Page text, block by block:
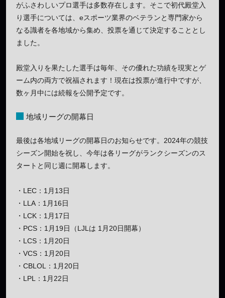
がふさわしいプロ選手は多数存在します。そこで初代殿堂入
り選手については、eスポーツ業界のベテランと専門家から
なる識者を各地域から集め、投票を通じて決定することとし
ました。
殿堂入りを果たした選手は毎年、その優れた功績を現実とゲ
ーム内の両方で祝福されます！現在は投票が進行中ですが、
数ヶ月中には続報を公開予定です。
地域リーグの開幕日
最後は各地域リーグの開幕日のお知らせです。2024年の競技
シーズン開始を祝し、今年は各リーグがランクシーズンのス
タートと同じ週に開幕します。
・LEC：1月13日
・LLA：1月16日
・LCK：1月17日
・PCS：1月19日（LJLは 1月20日開幕）
・LCS：1月20日
・VCS：1月20日
・CBLOL：1月20日
・LPL：1月22日